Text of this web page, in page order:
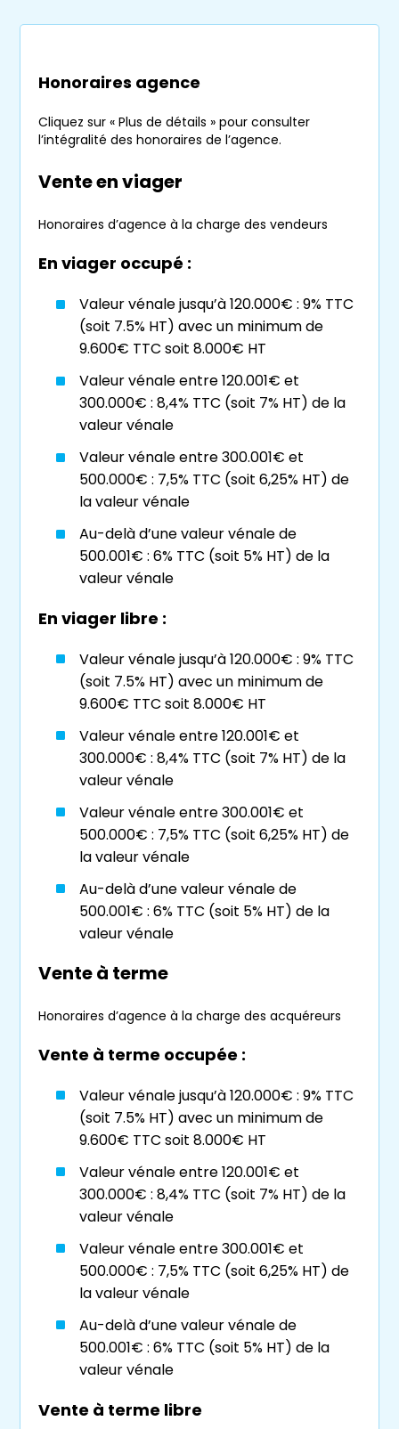
viager à Grenoble
En , et particulièrement à
viager
Il existe plusieurs types deviager, les plus
répandus étant leviager occupéet le
viager occupé à
une grande part des ventes de
vendeur continue de vivre dans son logement
c’est ce qu’on appelle le droit d’usage et
d’habitation, tout en percevant une rente
départ en maison deretraite. L’acquéreur en
devenant propriétaire, doit payer un
« bouquet » initial, puis verse la rente
mensuelle. Il est également responsable de la
taxe foncière et des charges de copropriété.
du vendeur), l’acquéreur peut en prendre
peut l’habituer ou le louer.
Le viager libre
Leviager libreest similaire auviager
occupé, mais avec une différence majeure :
le bien est libre de toute occupation dès la
tout en versant une rente au vendeur jusqu’à
la fin de la vie de ce dernier.
La vente à terme
vente à termese distingue du
est fixée à l’avance, contrairement au
où la rente est versée jusqu’au décès du
vendeur.
La vente en nue-propriété
Dans le cadre de la vente en nue-propriété
le vendeur conserve l’usufruit du bien, tandis
propriété. Il s’agit d’une forme de
démembrement de propriété, proche du
viager.
Les avantages d’acheter en
viager
Particulièrement appréciée des investisseurs
Grenoble, la vente en viagerregorge de
nombreux avantages aussi bien pour
l’acheteur que pour le vendeur.
Du côté du vendeur :
complément deretraite
Honoraires agence
Cliquez sur « Plus de détails » pour consulter
l’intégralité des honoraires de l’agence.
Vente en viager
Honoraires d’agence à la charge des vendeurs
En viager occupé :
Valeur vénale jusqu’à 120.000€ : 9% TTC
(soit 7.5% HT) avec un minimum de
9.600€ TTC soit 8.000€ HT
Valeur vénale entre 120.001€ et
300.000€ : 8,4% TTC (soit 7% HT) de la
valeur vénale
Valeur vénale entre 300.001€ et
500.000€ : 7,5% TTC (soit 6,25% HT) de
la valeur vénale
Au-delà d’une valeur vénale de
500.001€ : 6% TTC (soit 5% HT) de la
valeur vénale
En viager libre :
Valeur vénale jusqu’à 120.000€ : 9% TTC
(soit 7.5% HT) avec un minimum de
9.600€ TTC soit 8.000€ HT
Valeur vénale entre 120.001€ et
300.000€ : 8,4% TTC (soit 7% HT) de la
valeur vénale
Valeur vénale entre 300.001€ et
500.000€ : 7,5% TTC (soit 6,25% HT) de
la valeur vénale
Au-delà d’une valeur vénale de
500.001€ : 6% TTC (soit 5% HT) de la
valeur vénale
Vente à terme
Honoraires d’agence à la charge des acquéreurs
Vente à terme occupée :
Valeur vénale jusqu’à 120.000€ : 9% TTC
(soit 7.5% HT) avec un minimum de
9.600€ TTC soit 8.000€ HT
Valeur vénale entre 120.001€ et
300.000€ : 8,4% TTC (soit 7% HT) de la
valeur vénale
Valeur vénale entre 300.001€ et
500.000€ : 7,5% TTC (soit 6,25% HT) de
la valeur vénale
Au-delà d’une valeur vénale de
500.001€ : 6% TTC (soit 5% HT) de la
valeur vénale
Vente à terme libre